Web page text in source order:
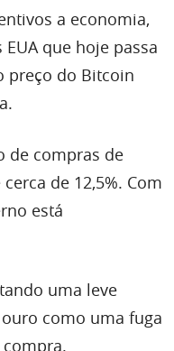
a economia,
que hoje passa
preço do Bitcoin
de compras de
de 12,5%. Com
está
uma leve
como uma fuga